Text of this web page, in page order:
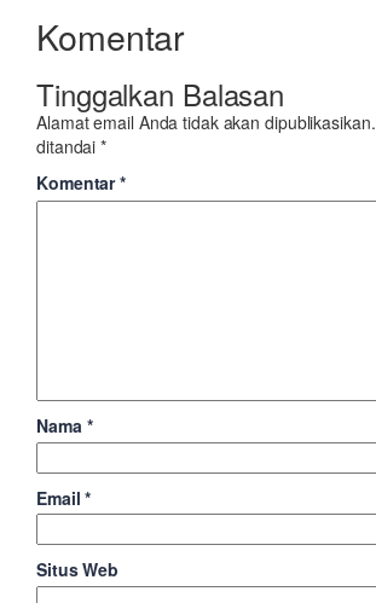
Komentar
Tinggalkan Balasan
Alamat email Anda tidak akan dipublikasikan.
ditandai*
Komentar*
Nama *
Email*
Situs Web